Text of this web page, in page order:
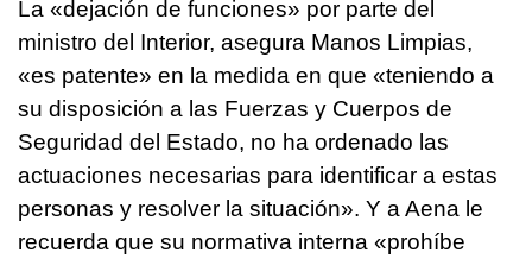
La «dejación de funciones» por parte del
ministro del Interior, asegura Manos Limpias,
«es patente» en la medida en que «teniendo a
su disposición a las Fuerzas y Cuerpos de
Seguridad del Estado, no ha ordenado las
actuaciones necesarias para identificar a estas
personas y resolver la situación». Y a Aena le
recuerda que su normativa interna «prohíbe